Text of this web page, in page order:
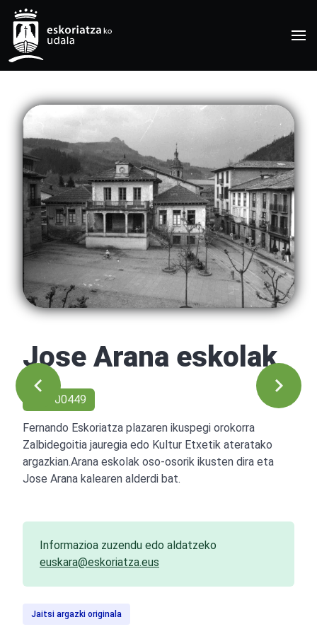
Jose Arana eskolak
Ref: 00449
Fernando Eskoriatza plazaren ikuspegi orokorra
Zalbidegoitia jauregia edo Kultur Etxetik ateratako
argazkian.Arana eskolak oso-osorik ikusten dira eta
Jose Arana kalearen alderdi bat.
Informazioa zuzendu edo aldatzeko
euskara@eskoriatza.eus
Jaitsi argazki originala